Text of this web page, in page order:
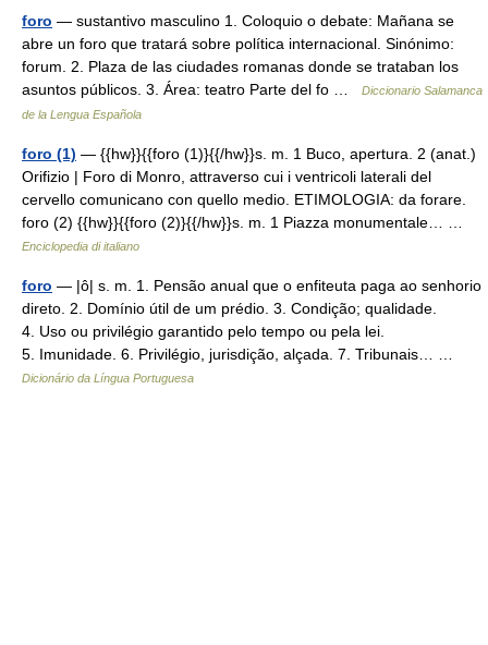
foro — sustantivo masculino 1. Coloquio o debate: Mañana se
abre un foro que tratará sobre política internacional. Sinónimo:
forum. 2. Plaza de las ciudades romanas donde se trataban los
asuntos públicos. 3. Área: teatro Parte del fo …
Diccionario Salamanca
de la Lengua Española
foro (1) — {{hw}}{{foro (1)}{{/hw}}s. m. 1 Buco, apertura. 2 (anat.)
Orifizio | Foro di Monro, attraverso cui i ventricoli laterali del
cervello comunicano con quello medio. ETIMOLOGIA: da forare.
foro (2) {{hw}}{{foro (2)}{{/hw}}s. m. 1 Piazza monumentale… …
Enciclopedia di italiano
foro — |ô| s. m. 1. Pensão anual que o enfiteuta paga ao senhorio
direto. 2. Domínio útil de um prédio. 3. Condição; qualidade.
4. Uso ou privilégio garantido pelo tempo ou pela lei.
5. Imunidade. 6. Privilégio, jurisdição, alçada. 7. Tribunais… …
Dicionário da Língua Portuguesa